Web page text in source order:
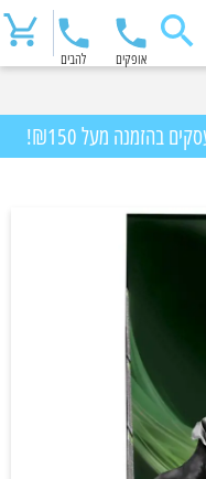
אופקים להבים
בהזמנה מעל ₪150!